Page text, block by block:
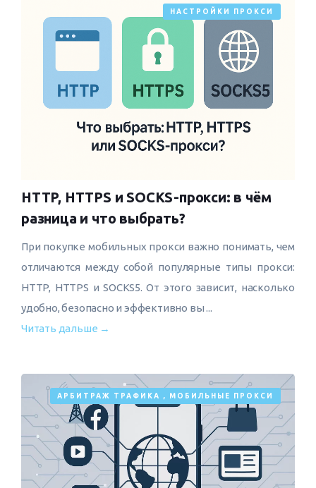
НАСТРОЙКИ ПРОКСИ
HTTP, HTTPS и SOCKS-прокси: в чём
разница и что выбрать?
При покупке мобильных прокси важно понимать, чем
отличаются между собой популярные типы прокси:
HTTP, HTTPS и SOCKS5. От этого зависит, насколько
удобно, безопасно и эффективно вы ...
Читать дальше →
АРБИТРАЖ ТРАФИКА , МОБИЛЬНЫЕ ПРОКСИ